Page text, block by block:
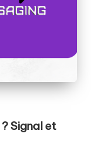
Signal et